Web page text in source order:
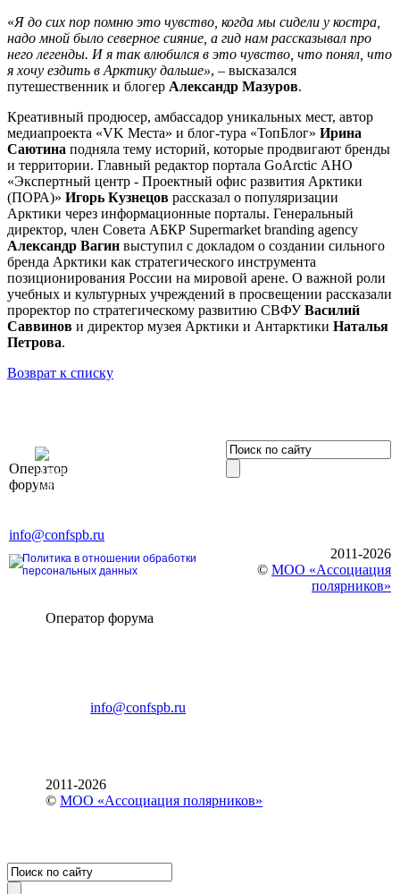
«Я до сих пор помню это чувство, когда мы сидели у костра,
надо мной было северное сияние, а гид нам рассказывал про
него легенды. И я так влюбился в это чувство, что понял, что
я хочу ездить в Арктику дальше», – высказался
путешественник и блогер Александр Мазуров.
Креативный продюсер, амбассадор уникальных мест, автор
медиапроекта «VK Места» и блог-тура «ТопБлог» Ирина
Саютина подняла тему историй, которые продвигают бренды
и территории. Главный редактор портала GoArctic АНО
«Экспертный центр - Проектный офис развития Арктики
(ПОРА)» Игорь Кузнецов рассказал о популяризации
Арктики через информационные порталы. Генеральный
директор, член Совета АБКР Supermarket branding agency
Александр Вагин выступил с докладом о создании сильного
бренда Арктики как стратегического инструмента
позиционирования России на мировой арене. О важной роли
учебных и культурных учреждений в просвещении рассказали
проректор по стратегическому развитию СВФУВасилий
Саввинов и директор музея Арктики и Антарктики Наталья
Петрова.
Возврат к списку
Оператор
форума
Элит»
196191, г. Санкт-Петербург,
info@confspb.ru
Политика в отношении обработки
персональных данных
2011-2026
© МОО «Ассоциация
полярников»
Оператор форума
E-mail:info@confspb.ru
2011-2026
©МОО «Ассоциация полярников»